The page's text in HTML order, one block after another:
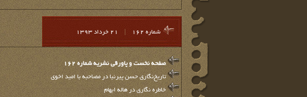
شماره 162
صفحه نخست و پاورقي نشريه شماره 162
تاریخ‌نگاری حسن پیرنیا در مصاحبه با امید اخوی
خاطره نگاری در هاله ابهام